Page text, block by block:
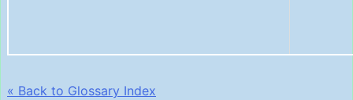
« Back to Glossary Index